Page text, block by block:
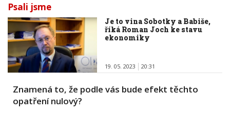
Psali jsme
Je to vina Sobotky a Babiše,
říká Roman Joch ke stavu
ekonomiky
19. 05. 2023 20:31
Znamená to, že podle vás bude efekt těchto
opatření nulový?